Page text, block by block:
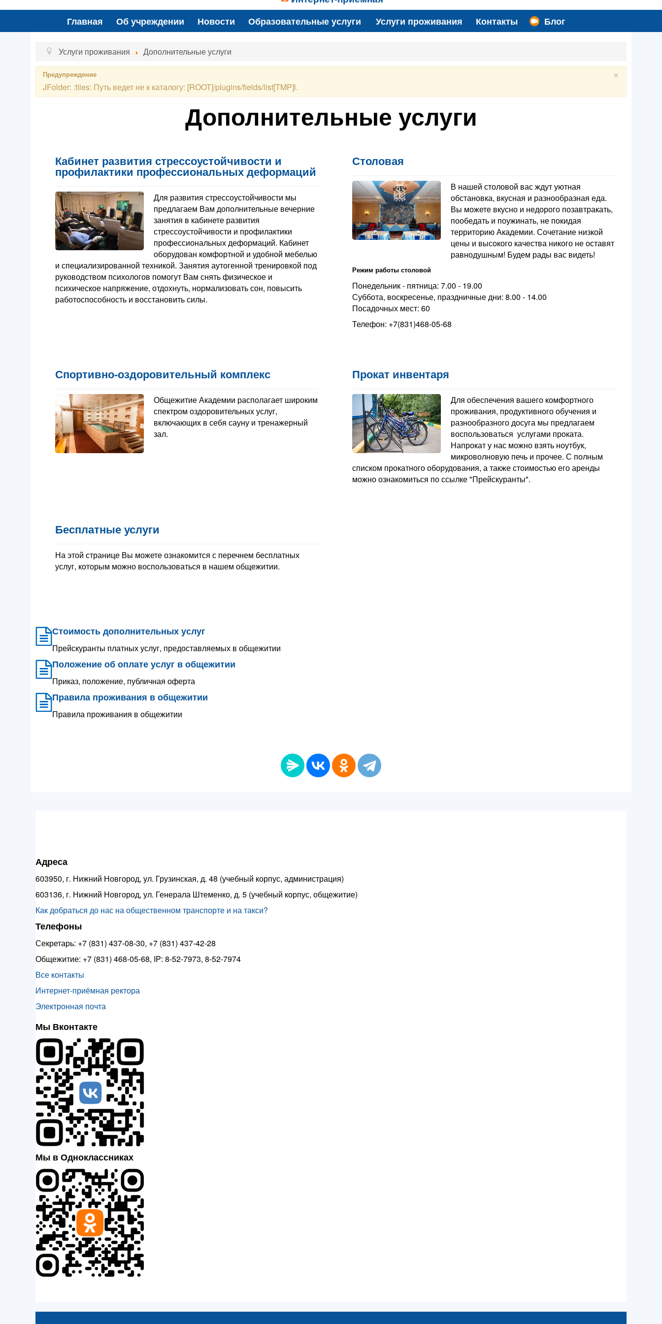
Главная Об учреждении Новости Образовательные услуги Услуги проживания Контакты Блог
Услуги проживания Дополнительные услуги
×
Предупреждение
JFolder: :files: Путь ведет не к каталогу: [ROOT]/plugins/fields/list[TMP]l.
Дополнительные услуги
Кабинет развития стрессоустойчивости и
профилактики профессиональных деформаций
Для развития стрессоустойчивости мы
предлагаем Вам дополнительные вечерние
занятия в кабинете развития
стрессоустойчивости и профилактики
профессиональных деформаций. Кабинет
оборудован комфортной и удобной мебелью
и специализированной техникой. Занятия аутогенной тренировкой под
руководством психологов помогут Вам снять физическое и
психическое напряжение, отдохнуть, нормализовать сон, повысить
работоспособность и восстановить силы.
Столовая
В нашей столовой вас ждут уютная
обстановка, вкусная и разнообразная еда.
Вы можете вкусно и недорого позавтракать,
пообедать и поужинать, не покидая
территорию Академии. Сочетание низкой
цены и высокого качества никого не оставят
равнодушным! Будем рады вас видеть!
Режим работы столовой
Понедельник - пятница: 7.00 - 19.00
Суббота, воскресенье, праздничные дни: 8.00 - 14.00
Посадочных мест: 60
Телефон: +7(831)468-05-68
Спортивно-оздоровительный комплекс
Общежитие Академии располагает широким
спектром оздоровительных услуг,
включающих в себя сауну и тренажерный
зал.
Прокат инвентаря
Для обеспечения вашего комфортного
проживания, продуктивного обучения и
разнообразного досуга мы предлагаем
воспользоваться услугами проката.
Напрокат у нас можно взять ноутбук,
микроволновую печь и прочее. С полным
списком прокатного оборудования, а также стоимостью его аренды
можно ознакомиться по ссылке "Прейскуранты".
Бесплатные услуги
На этой странице Вы можете ознакомится с перечнем бесплатных
услуг, которым можно воспользоваться в нашем общежитии.
Стоимость дополнительных услуг
Прейскуранты платных услуг, предоставляемых в общежитии
Положение об оплате услуг в общежитии
Приказ, положение, публичная оферта
Правила проживания в общежитии
Правила проживания в общежитии
Адреса
603950, г. Нижний Новгород, ул. Грузинская, д. 48 (учебный корпус, администрация)
603136, г. Нижний Новгород, ул. Генерала Штеменко, д. 5 (учебный корпус, общежитие)
Как добраться до нас на общественном транспорте и на такси?
Телефоны
Секретарь: +7 (831) 437-08-30, +7 (831) 437-42-28
Общежитие: +7 (831) 468-05-68, IP: 8-52-7973, 8-52-7974
Все контакты
Интернет-приёмная ректора
Электронная почта
Мы Вконтакте
Мы в Одноклассниках